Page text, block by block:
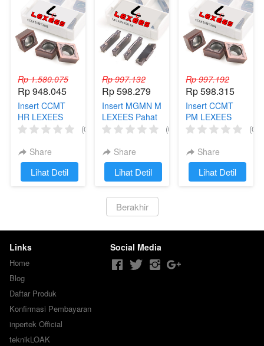
Rp 1.580.075
Rp 948.045
Insert CCMT
HR LEXEES
Pahat Mata
(0)
Share
`Lihat Detil
Rp 997.132
Rp 598.279
Insert MGMN M
LEXEES Pahat
Grooving Mata
Potong
(0)
Share
`
Lihat Detil
Rp 997.192
Rp 598.315
Insert CCMT
PM LEXEES
Pahat Mata
(0)
Share
`Lihat Detil
`Berakhir
Links
Home
Blog
Daftar Produk
Konfirmasi Pembayaran
inpertek Official
teknikLOAK
Social Media